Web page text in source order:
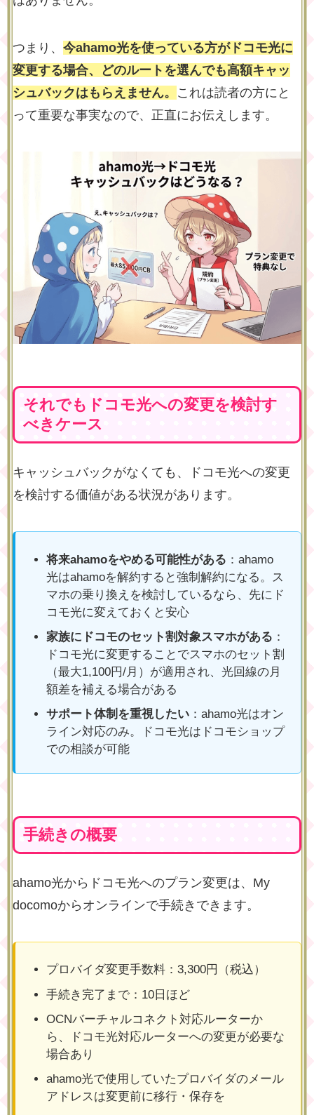
つまり、 今ahamo光を使っている方がドコモ光に
変更する場合、どのルートを選んでも高額キャッ
シュバックはもらえません。
これは読者の方にと
って重要な事実なので、正直にお伝えします。
それでもドコモ光への変更を検討す
べきケース
キャッシュバックがなくても、ドコモ光への変更
を検討する価値がある状況があります。
将来ahamoをやめる可能性がある ：ahamo
光はahamoを解約すると強制解約になる。ス
マホの乗り換えを検討しているなら、先にド
コモ光に変えておくと安心
家族にドコモのセット割対象スマホがある ：
ドコモ光に変更することでスマホのセット割
（最大1,100円/月）が適用され、光回線の月
額差を補える場合がある
サポート体制を重視したい ：ahamo光はオン
ライン対応のみ。ドコモ光はドコモショップ
での相談が可能
手続きの概要
ahamo光からドコモ光へのプラン変更は、My
docomoからオンラインで手続きできます。
プロバイダ変更手数料：3,300円（税込）
手続き完了まで：10日ほど
OCNバーチャルコネクト対応ルーターか
ら、ドコモ光対応ルーターへの変更が必要な
場合あり
ahamo光で使用していたプロバイダのメール
アドレスは変更前に移行・保存を